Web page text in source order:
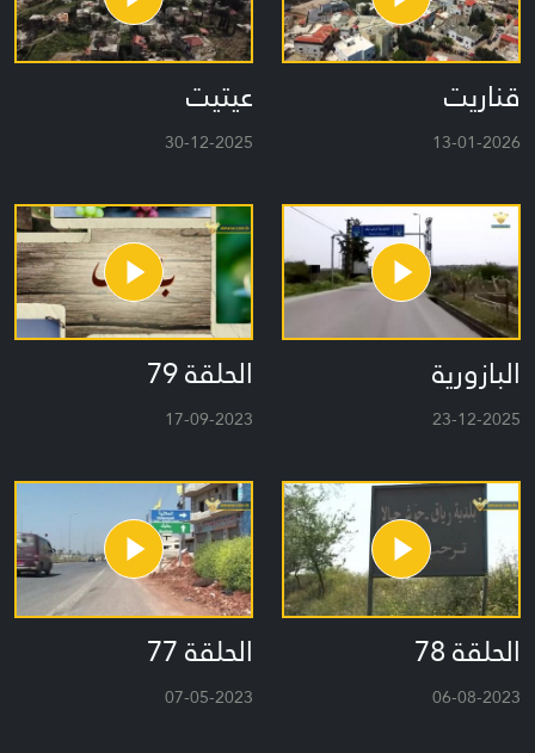
قناريت
13-01-2026
عيتيت
30-12-2025
البازورية
23-12-2025
الحلقة 79
17-09-2023
الحلقة 78
06-08-2023
الحلقة 77
07-05-2023